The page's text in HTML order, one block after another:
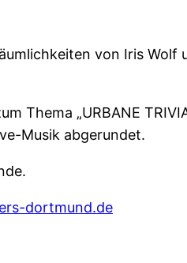
von Iris
Thema „URBANE
Musik abgerundet.
dortmund.de